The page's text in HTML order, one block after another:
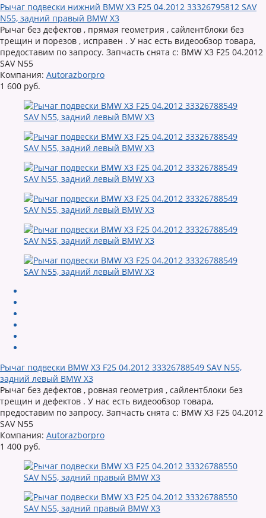
Рычаг подвески нижний BMW X3 F25 04.2012 33326795812 SAV
N55, задний правый BMW X3
Рычаг без дефектов , прямая геометрия , сайлентблоки без
трещин и порезов , исправен . У нас есть видеообзор товара,
предоставим по запросу. Запчасть снята с: BMW X3 F25 04.2012
SAV N55
Компания: Autorazborpro
1 600 руб.
Рычаг подвески BMW X3 F25 04.2012 33326788549 SAV N55,
задний левый BMW X3
Рычаг без дефектов , ровная геометрия , сайлентблоки без
трещин и дефектов . У нас есть видеообзор товара,
предоставим по запросу. Запчасть снята с: BMW X3 F25 04.2012
SAV N55
Компания: Autorazborpro
1 400 руб.